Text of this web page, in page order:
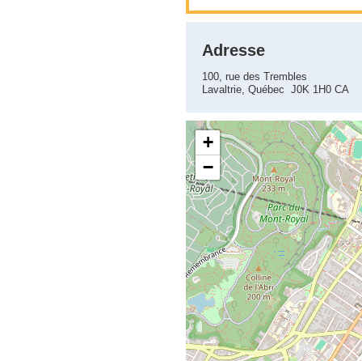
Adresse
100, rue des Trembles
Lavaltrie, Québec J0K 1H0 CA
+
−